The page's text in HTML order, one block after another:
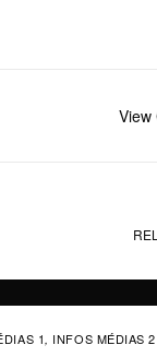
View
1, INFOS MÉDIAS 2